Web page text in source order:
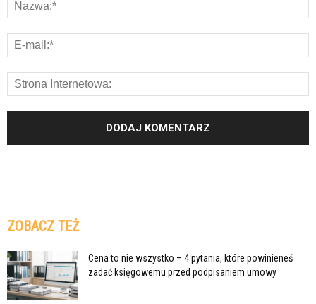
ZOBACZ TEŻ
Cena to nie wszystko – 4 pytania, które powinieneś
zadać księgowemu przed podpisaniem umowy